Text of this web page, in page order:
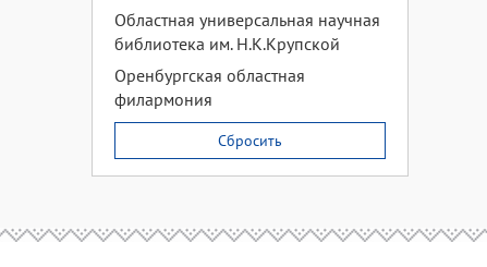
Областная универсальная научная
библиотека им. Н.К.Крупской
Оренбургская областная
филармония
Сбросить